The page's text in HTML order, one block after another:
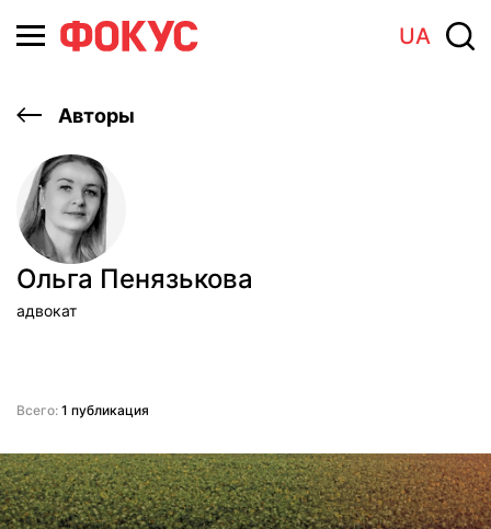
UA
Авторы
Ольга Пенязькова
адвокат
Всего: 1 публикация